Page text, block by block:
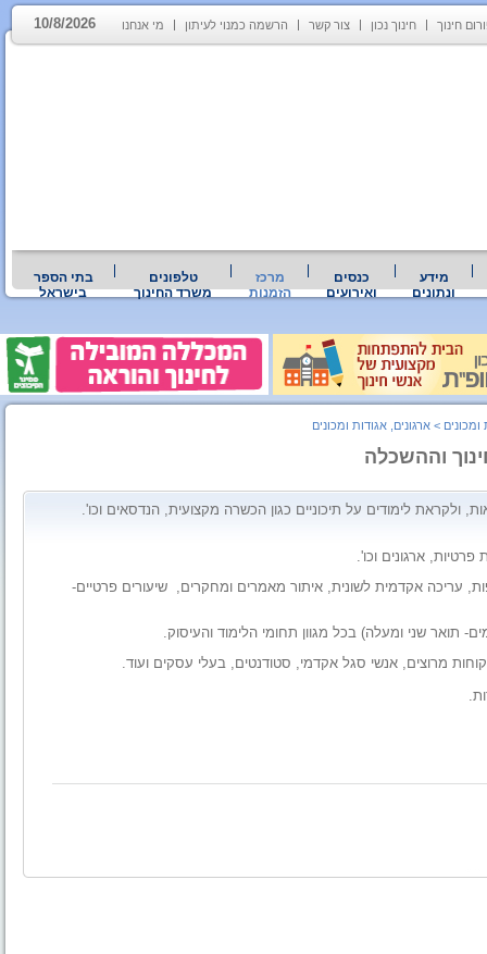
חינוך חינוך נכון צור קשר הרשמה כמנוי לעיתון מי אנחנו 10/8/2026
מידע
ונתונים
כנסים
ואירועים
מרכז
הזמנות
טלפונים
משרד החינוך
בתי הספר
בישראל
ומכונים > ארגונים, אגודות ומכונים
וההשכלה
ולקראת לימודים על תיכוניים כגון הכשרה מקצועית, הנדסאים וכו'.
ארגונים וכו'.
עריכה אקדמית לשונית, איתור מאמרים ומחקרים, שיעורים פרטיים-
תואר שני ומעלה) בכל מגוון תחומי הלימוד והעיסוק.